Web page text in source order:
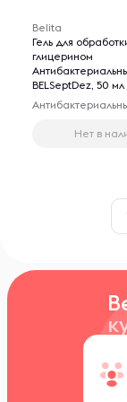
Belita
Гель для
глицерином
BELSeptDez, 50 мл
Нет в